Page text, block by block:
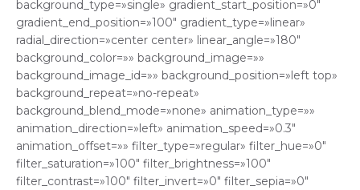
background_type=»single» gradient_start_position=»0″
gradient_end_position=»100″ gradient_type=»linear»
radial_direction=»center center» linear_angle=»180″
background_color=»» background_image=»»
background_image_id=»» background_position=»left top»
background_repeat=»no-repeat»
background_blend_mode=»none» animation_type=»»
animation_direction=»left» animation_speed=»0.3″
animation_offset=»» filter_type=»regular» filter_hue=»0″
filter_saturation=»100″ filter_brightness=»100″
filter_contrast=»100″ filter_invert=»0″ filter_sepia=»0″